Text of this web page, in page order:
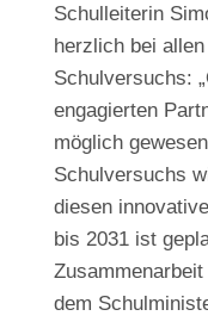
Schulleiterin
herzlich bei
Schulversuchs:
engagierten
möglich
Schulversuchs
diesen
bis 2031 ist
dem